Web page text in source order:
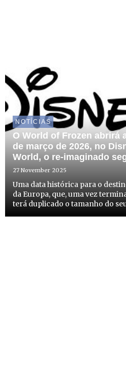
NOTÍCIAS
O World of Frozen abrirá
de março de 2026, no
World, o re-imaginado
Disneyland® Paris
27 November 2025
Uma data histórica para o
da Europa, que, uma vez
terá duplicado o tamanho do